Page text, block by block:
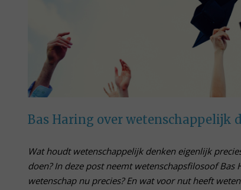
Bas Haring over wetenschappelijk
Wat houdt wetenschappelijk denken eigenlijk
doen? In deze post neemt wetenschapsfilosoof Bas
wetenschap nu precies? En wat voor nut heeft